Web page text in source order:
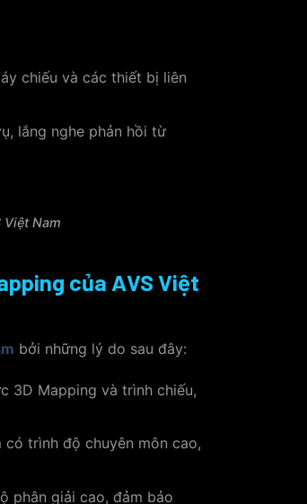
chiếu và các thiết bị liên
lắng nghe phản hồi từ
Nam
của AVS Việt
bởi những lý do sau đây:
3D Mapping và trình chiếu,
trình độ chuyên môn cao,
phân giải cao, đảm bảo